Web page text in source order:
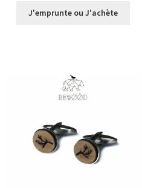
prix :
J'emprunte ou J'achète